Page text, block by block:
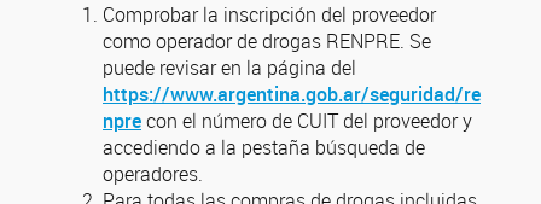
Comprobar la inscripción del proveedor
como operador de drogas RENPRE. Se
puede revisar en la página del
https://www.argentina.gob.ar/seguridad/re
nprecon el número de CUIT del proveedor y
accediendo a la pestaña búsqueda de
operadores.